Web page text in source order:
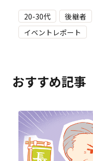
20-30代 後継者
イベントレポート
おすすめ記事